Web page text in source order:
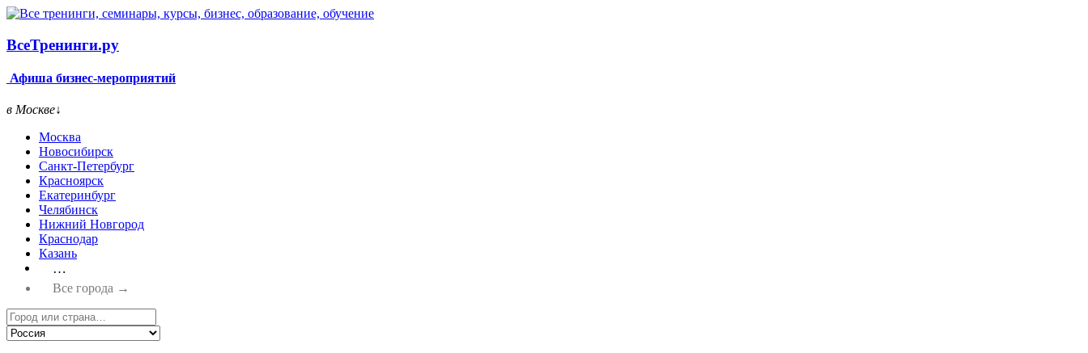
ВсеТренинги.ру
Афиша бизнес-мероприятий
в Москве↓
Москва
Новосибирск
Санкт-Петербург
Красноярск
Екатеринбург
Челябинск
Нижний Новгород
Краснодар
Казань
…
Все города →